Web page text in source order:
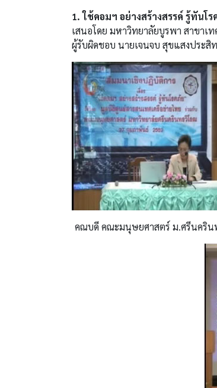
1. ใช้คอมฯ อย่างสร้างสรรค์ รู้ทันโร
เสนอโดย มหาวิทยาลัยบูรพา สาขาเท
ผู้รับผิดชอบ นายเจนจบ สุขแสงประสิ
คณบดี คณะมนุษยศาสตร์ ม.ศรีนครินท